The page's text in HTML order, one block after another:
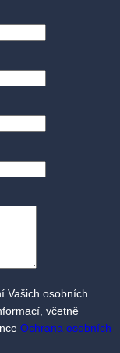
Vašich osobních
včetně
Ochrana osobních